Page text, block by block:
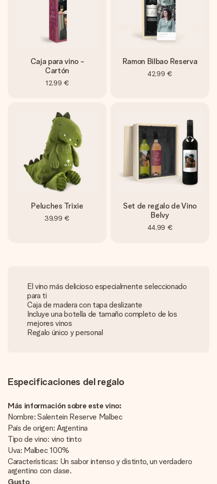
Caja para vino -
Cartón
12,99 €
Ramon Bilbao Reserva
42,99 €
Peluches Trixie
39,99 €
Set de regalo de Vino
Belvy
44,99 €
El vino más delicioso especialmente seleccionado
para ti
Caja de madera con tapa deslizante
Incluye una botella de tamaño completo de los
mejores vinos
Regalo único y personal
Especificaciones del regalo
Más información sobre este vino:
Nombre: Salentein Reserve Malbec
País de origen: Argentina
Tipo de vino: vino tinto
Uva: Malbec 100%
Características: Un sabor intenso y distinto, un verdadero
argentino con clase.
Gusto